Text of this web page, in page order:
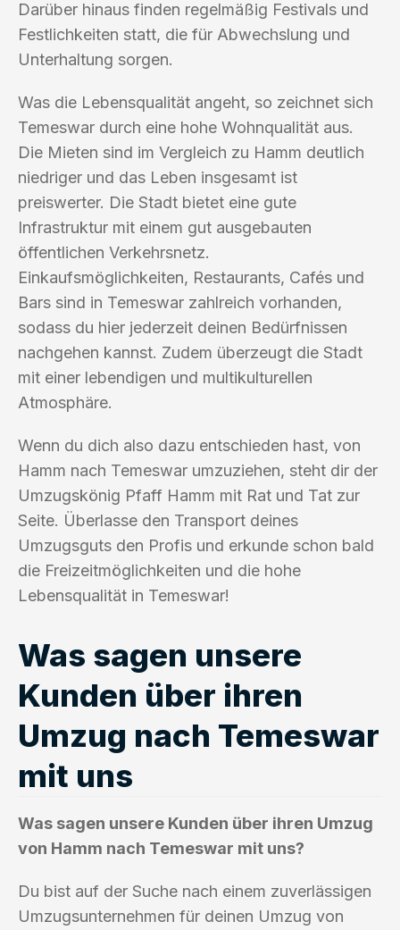
Darüber hinaus finden regelmäßig Festivals und
Festlichkeiten statt, die für Abwechslung und
Unterhaltung sorgen.
Was die Lebensqualität angeht, so zeichnet sich
Temeswar durch eine hohe Wohnqualität aus.
Die Mieten sind im Vergleich zu Hamm deutlich
niedriger und das Leben insgesamt ist
preiswerter. Die Stadt bietet eine gute
Infrastruktur mit einem gut ausgebauten
öffentlichen Verkehrsnetz.
Einkaufsmöglichkeiten, Restaurants, Cafés und
Bars sind in Temeswar zahlreich vorhanden,
sodass du hier jederzeit deinen Bedürfnissen
nachgehen kannst. Zudem überzeugt die Stadt
mit einer lebendigen und multikulturellen
Atmosphäre.
Wenn du dich also dazu entschieden hast, von
Hamm nach Temeswar umzuziehen, steht dir der
Umzugskönig Pfaff Hamm mit Rat und Tat zur
Seite. Überlasse den Transport deines
Umzugsguts den Profis und erkunde schon bald
die Freizeitmöglichkeiten und die hohe
Lebensqualität in Temeswar!
Was sagen unsere
Kunden über ihren
Umzug nach Temeswar
mit uns
Was sagen unsere Kunden über ihren Umzug
von Hamm nach Temeswar mit uns?
Du bist auf der Suche nach einem zuverlässigen
Umzugsunternehmen für deinen Umzug von